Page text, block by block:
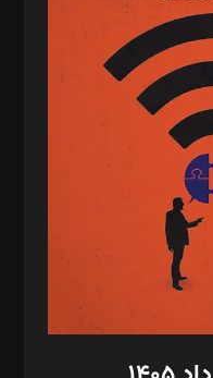
امان‌پور، سروش کرمیان،
فائزه فتحی
زاده